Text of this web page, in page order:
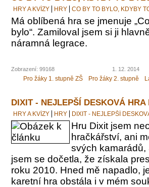
HRY A KVÍZY HRY CO BY TO BYLO, KDYBY
Má oblíbená hra se jmenuje
bylo“. Zamiloval jsem si ji
náramná legrace.
Zobrazení: 99168 1. 12. 2014
Pro žáky 1. stupně ZŠ Pro žáky 2. stupně
DIXIT - NEJLEPŠÍ DESKOVÁ HRA
HRY A KVÍZY HRY DIXIT - NEJLEPŠÍ
Hru Dixit jsem
hračkářství, ani
svých kamarádů,
jsem se dočetla, že získala
roku 2010. Hned mě napadlo,
karetní hra obstála i v mém